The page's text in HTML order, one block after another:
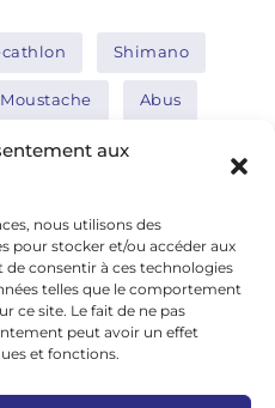
aux
nous utilisons des
pour stocker et/ou accéder aux
de consentir à ces technologies
telles que le comportement
ce site. Le fait de ne pas
peut avoir un effet
et fonctions.
Shimano
Moustache Abus